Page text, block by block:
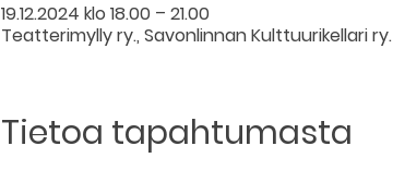
19.12.2024 klo 18.00 – 21.00
Teatterimylly ry., Savonlinnan Kulttuurikellari ry.
Tietoa tapahtumasta